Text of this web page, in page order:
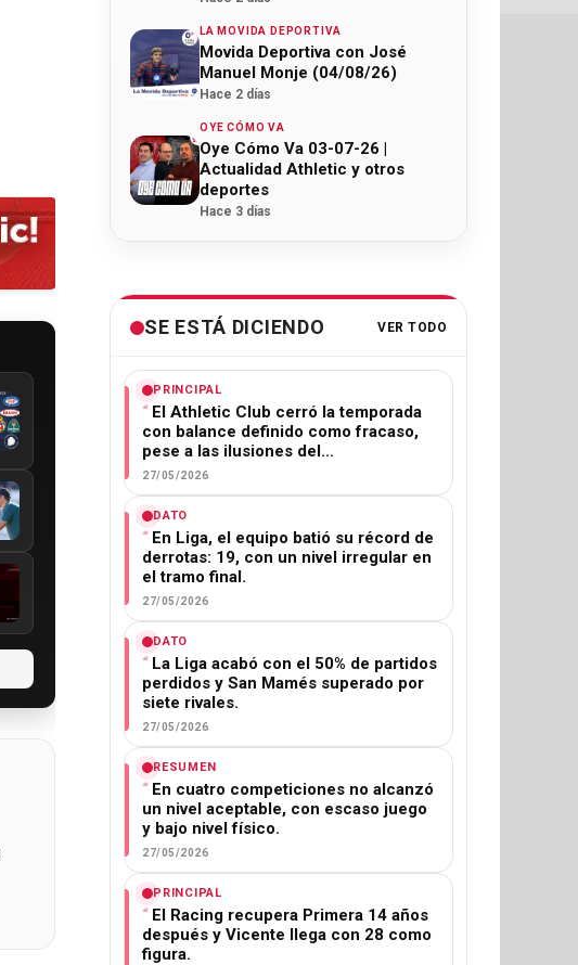
LA MOVIDA DEPORTIVA
Movida Deportiva con José
Manuel Monje (04/08/26)
Hace 2 días
OYE CÓMO VA
Oye Cómo Va 03-07-26 |
Actualidad Athletic y otros
deportes
Hace 3 días
SE ESTÁ DICIENDO VER TODO
PRINCIPAL
El Athletic Club cerró la temporada
con balance definido como fracaso,
pese a las ilusiones del…
27/05/2026
DATO
En Liga, el equipo batió su récord de
derrotas: 19, con un nivel irregular en
el tramo final.
27/05/2026
DATO
La Liga acabó con el 50% de partidos
perdidos y San Mamés superado por
siete rivales.
27/05/2026
RESUMEN
En cuatro competiciones no alcanzó
un nivel aceptable, con escaso juego
y bajo nivel físico.
27/05/2026
PRINCIPAL
El Racing recupera Primera 14 años
después y Vicente llega con 28 como
figura.